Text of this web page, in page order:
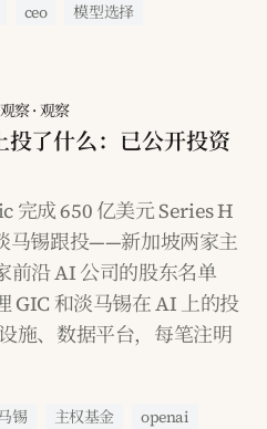
ceo 模型选择
察· 观察
了什么：已公开投资
完成 650 亿美元 Series H
马锡跟投——新加坡两家主
前沿 AI 公司的股东名单
GIC 和淡马锡在 AI 上的投
施、数据平台，每笔注明
锡 主权基金
openai